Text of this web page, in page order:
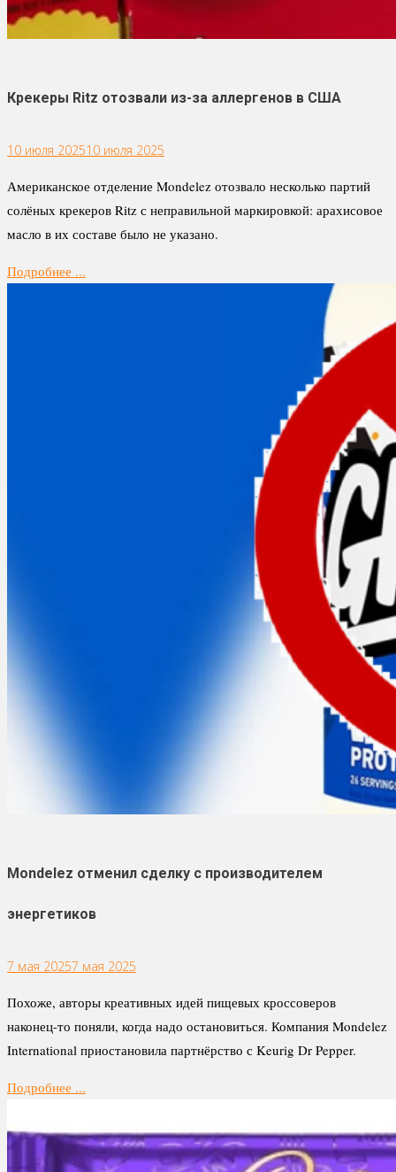
Крекеры Ritz отозвали из-за аллергенов в США
10 июля 202510 июля 2025
Американское отделение Mondelez отозвало несколько партий
солёных крекеров Ritz с неправильной маркировкой: арахисовое
масло в их составе было не указано.
Подробнее ...
Mondelez отменил сделку с производителем
энергетиков
7 мая 20257 мая 2025
Похоже, авторы креативных идей пищевых кроссоверов
наконец-то поняли, когда надо остановиться. Компания Mondelez
International приостановила партнёрство с Keurig Dr Pepper.
Подробнее ...